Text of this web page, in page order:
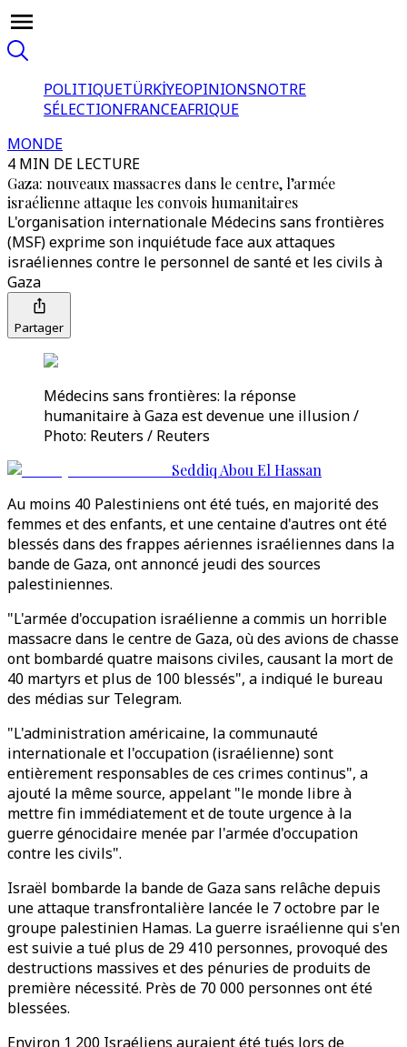
POLITIQUETÜRKİYEOPINIONSNOTRE
SÉLECTIONFRANCEAFRIQUE
MONDE
4 MIN DE LECTURE
Gaza: nouveaux massacres dans le centre, l’armée
israélienne attaque les convois humanitaires
L'organisation internationale Médecins sans frontières
(MSF) exprime son inquiétude face aux attaques
israéliennes contre le personnel de santé et les civils à
Gaza
Partager
Médecins sans frontières: la réponse
humanitaire à Gaza est devenue une illusion /
Photo: Reuters / Reuters
Seddiq Abou El Hassan
Au moins 40 Palestiniens ont été tués, en majorité des
femmes et des enfants, et une centaine d'autres ont été
blessés dans des frappes aériennes israéliennes dans la
bande de Gaza, ont annoncé jeudi des sources
palestiniennes.
"L'armée d'occupation israélienne a commis un horrible
massacre dans le centre de Gaza, où des avions de chasse
ont bombardé quatre maisons civiles, causant la mort de
40 martyrs et plus de 100 blessés", a indiqué le bureau
des médias sur Telegram.
"L'administration américaine, la communauté
internationale et l'occupation (israélienne) sont
entièrement responsables de ces crimes continus", a
ajouté la même source, appelant "le monde libre à
mettre fin immédiatement et de toute urgence à la
guerre génocidaire menée par l'armée d'occupation
contre les civils".
Israël bombarde la bande de Gaza sans relâche depuis
une attaque transfrontalière lancée le 7 octobre par le
groupe palestinien Hamas. La guerre israélienne qui s'en
est suivie a tué plus de 29 410 personnes, provoqué des
destructions massives et des pénuries de produits de
première nécessité. Près de 70 000 personnes ont été
blessées.
Environ 1 200 Israéliens auraient été tués lors de